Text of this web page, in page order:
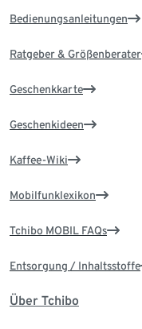
Bedienungsanleitungen
Ratgeber & Größenberater
Geschenkkarte
Geschenkideen
Kaffee-Wiki
Mobilfunklexikon
Tchibo MOBIL FAQs
Entsorgung / Inhaltsstoffe
Über Tchibo